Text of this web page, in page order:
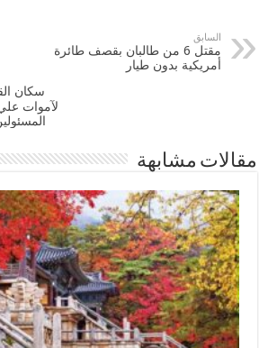
السابق
مقتل 6 من طالبان بقصف طائرة
أمريكية بدون طيار
سكان
لآموات
مقالات مشابهة